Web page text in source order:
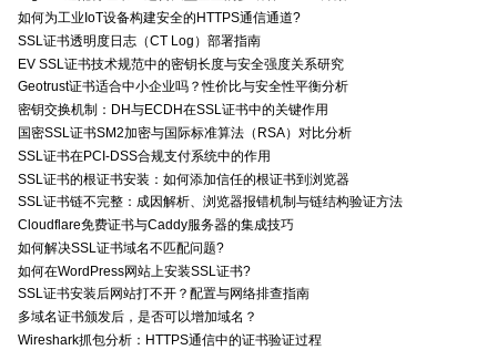
如何为工业IoT设备构建安全的HTTPS通信通道?
SSL证书透明度日志（CT Log）部署指南
EV SSL证书技术规范中的密钥长度与安全强度关系研究
Geotrust证书适合中小企业吗？性价比与安全性平衡分析
密钥交换机制：DH与ECDH在SSL证书中的关键作用
国密SSL证书SM2加密与国际标准算法（RSA）对比分析
SSL证书在PCI-DSS合规支付系统中的作用
SSL证书的根证书安装：如何添加信任的根证书到浏览器
SSL证书链不完整：成因解析、浏览器报错机制与链结构验证方法
Cloudflare免费证书与Caddy服务器的集成技巧
如何解决SSL证书域名不匹配问题?
如何在WordPress网站上安装SSL证书?
SSL证书安装后网站打不开？配置与网络排查指南
多域名证书颁发后，是否可以增加域名？
Wireshark抓包分析：HTTPS通信中的证书验证过程